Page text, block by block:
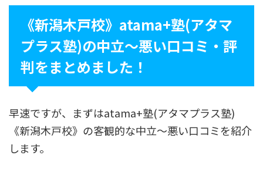
《新潟木戸校》atama+塾(アタマ
プラス塾)の中立〜悪い口コミ・評
判をまとめました！
早速ですが、まずはatama+塾(アタマプラス塾)
《新潟木戸校》の客観的な中立〜悪い口コミを紹介
します。